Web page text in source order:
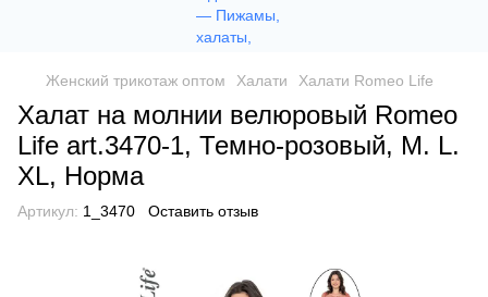
Женский трикотаж оптом Халати Халати Romeo Life
Халат на молнии велюровый Romeo
Life art.3470-1, Темно-розовый, M. L.
XL, Норма
Артикул: 1_3470 Оставить отзыв